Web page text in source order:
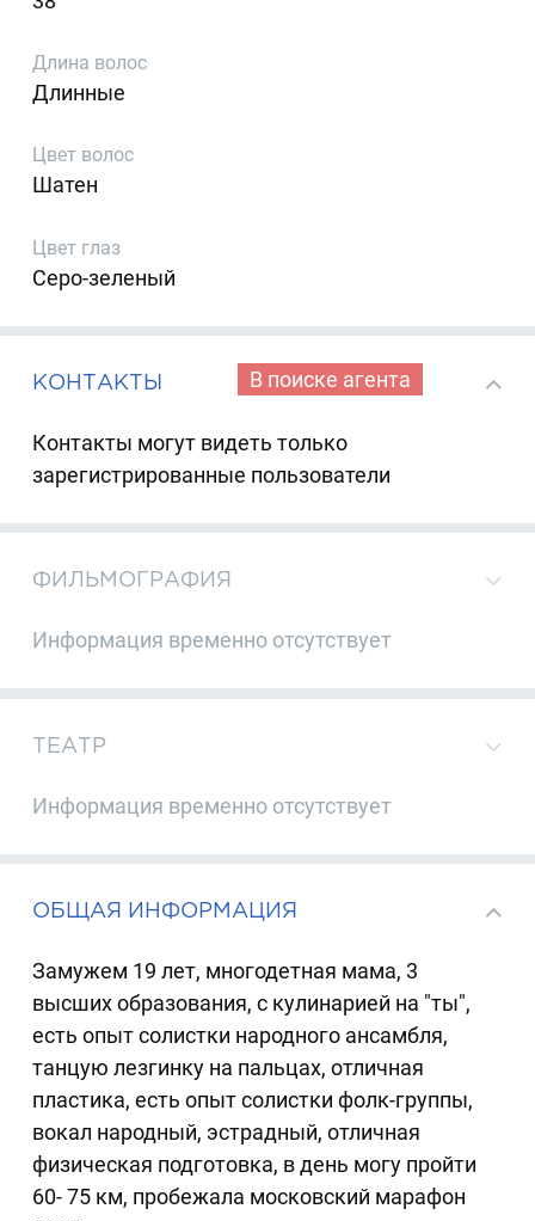
Длина волос
Длинные
Цвет волос
Шатен
Цвет глаз
Серо-зеленый
КОНТАКТЫ В поиске агента
Контакты могут видеть только
зарегистрированные пользователи
ФИЛЬМОГРАФИЯ
Информация временно отсутствует
ТЕАТР
Информация временно отсутствует
ОБЩАЯ ИНФОРМАЦИЯ
Замужем 19 лет, многодетная мама, 3
высших образования, с кулинарией на "ты",
есть опыт солистки народного ансамбля,
танцую лезгинку на пальцах, отличная
пластика, есть опыт солистки фолк-группы,
вокал народный, эстрадный, отличная
физическая подготовка, в день могу пройти
60- 75 км, пробежала московский марафон